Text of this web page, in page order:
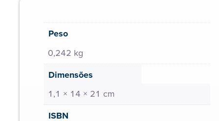
Peso
0,242 kg
Dimensões
1,1 × 14 × 21 cm
ISBN